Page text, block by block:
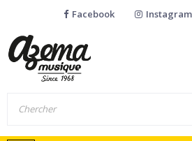
Facebook Instagram